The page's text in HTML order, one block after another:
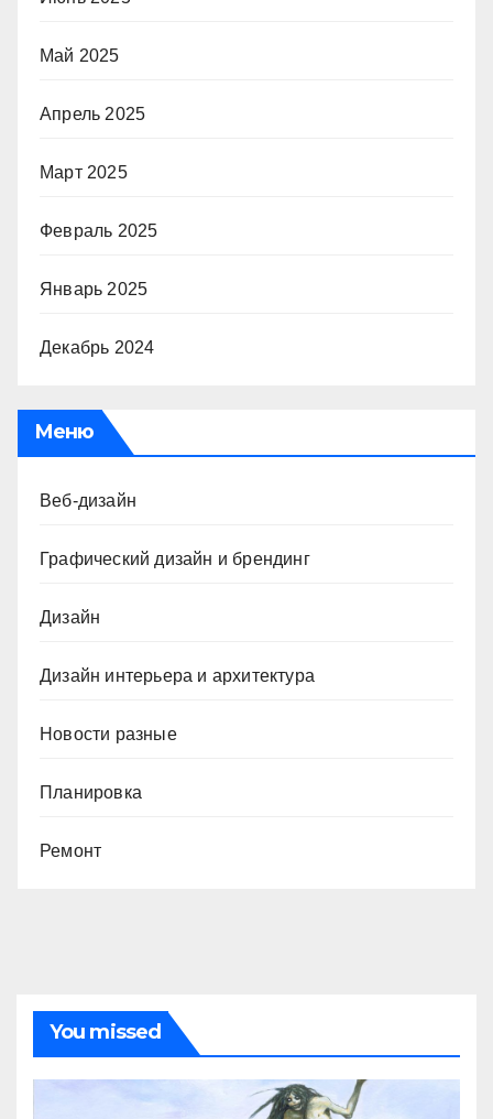
Май 2025
Апрель 2025
Март 2025
Февраль 2025
Январь 2025
Декабрь 2024
Меню
Веб-дизайн
Графический дизайн и брендинг
Дизайн
Дизайн интерьера и архитектура
Новости разные
Планировка
Ремонт
You missed